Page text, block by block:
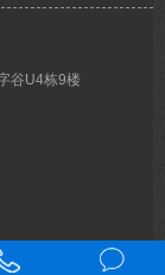
谷U4栋9楼